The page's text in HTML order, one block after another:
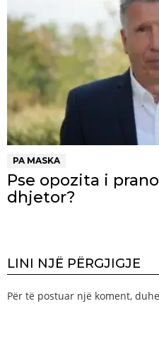
PA MASKA
Pse opozita i
dhjetor?
LINI NJË PËRGJIGJE
Për të postuar një koment,